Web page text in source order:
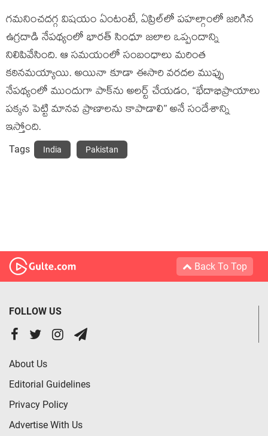
గమనించదగ్గ విషయం ఏంటంటే, ఏప్రిల్‌లో పహల్గాంలో జరిగిన
ఉగ్రదాడి నేపథ్యంలో భారత్‌ సింధూ జలాల ఒప్పందాన్ని
నిలిపివేసింది. ఆ సమయంలో సంబంధాలు మరింత
కఠినమయ్యాయి. అయినా కూడా ఈసారి వరదల ముప్పు
నేపథ్యంలో ముందుగా పాక్‌ను అలర్ట్‌ చేయడం, “భేదాభిప్రాయాలు
పక్కన పెట్టి మానవ ప్రాణాలను కాపాడాలి” అనే సందేశాన్ని
ఇస్తోంది.
Tags India Pakistan
Back To Top
FOLLOW US
About Us
Editorial Guidelines
Privacy Policy
Advertise With Us